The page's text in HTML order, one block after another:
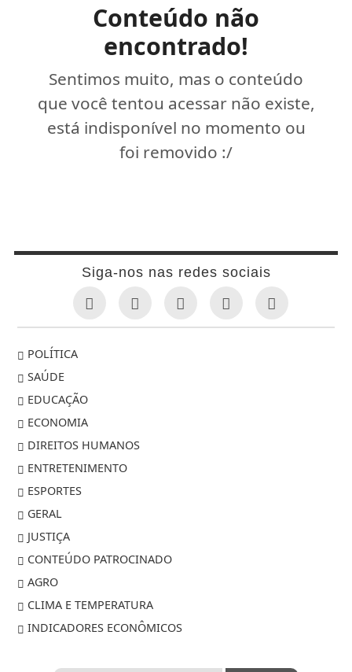
Conteúdo não
encontrado!
Sentimos muito, mas o conteúdo
que você tentou acessar não existe,
está indisponível no momento ou
foi removido :/
Siga-nos nas redes sociais
POLÍTICA
SAÚDE
EDUCAÇÃO
ECONOMIA
DIREITOS HUMANOS
ENTRETENIMENTO
ESPORTES
GERAL
JUSTIÇA
CONTEÚDO PATROCINADO
AGRO
CLIMA E TEMPERATURA
INDICADORES ECONÔMICOS